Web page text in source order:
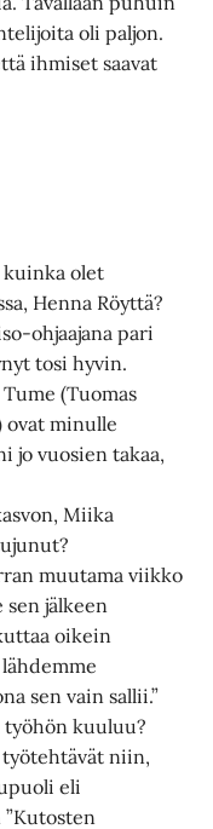
oli paljon.
ihmiset saavat
kuinka olet
Henna Röyttä?
ohjaajana pari
tosi hyvin.
(Tuomas
ovat minulle
jo vuosien takaa,
Miika
muutama viikko
jälkeen
oikein
sen vain sallii.”
työhön kuuluu?
työtehtävät niin,
eli